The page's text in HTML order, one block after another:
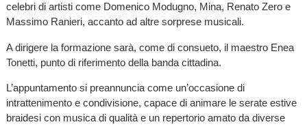
celebri di artisti come Domenico Modugno, Mina, Renato Zero e
Massimo Ranieri, accanto ad altre sorprese musicali.
A dirigere la formazione sarà, come di consueto, il maestro Enea
Tonetti, punto di riferimento della banda cittadina.
L’appuntamento si preannuncia come un’occasione di
intrattenimento e condivisione, capace di animare le serate estive
braidesi con musica di qualità e un repertorio amato da diverse